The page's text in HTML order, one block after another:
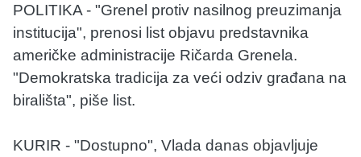
POLITIKA - "Grenel protiv nasilnog preuzimanja
institucija", prenosi list objavu predstavnika
američke administracije Ričarda Grenela.
"Demokratska tradicija za veći odziv građana na
birališta", piše list.
KURIR - "Dostupno", Vlada danas objavljuje